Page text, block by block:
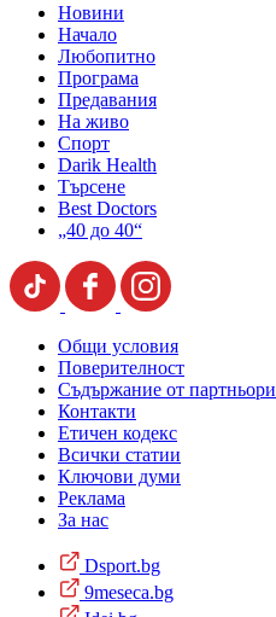
Новини
Начало
Любопитно
Програма
Предавания
На живо
Спорт
Darik Health
Търсене
Best Doctors
„40 до 40“
Общи условия
Поверителност
Съдържание от партньори
Контакти
Етичен кодекс
Всички статии
Ключови думи
Реклама
За нас
Dsport.bg
9meseca.bg